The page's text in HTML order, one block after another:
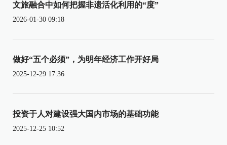
文旅融合中如何把握非遗活化利用的“度”
2026-01-30 09:18
做好“五个必须”，为明年经济工作开好局
2025-12-29 17:36
投资于人对建设强大国内市场的基础功能
2025-12-25 10:52